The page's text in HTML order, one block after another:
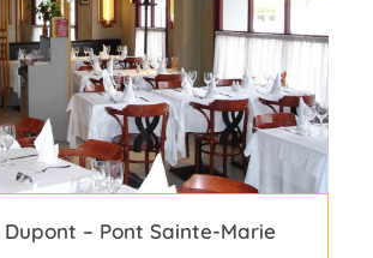
– Pont Sainte-Marie